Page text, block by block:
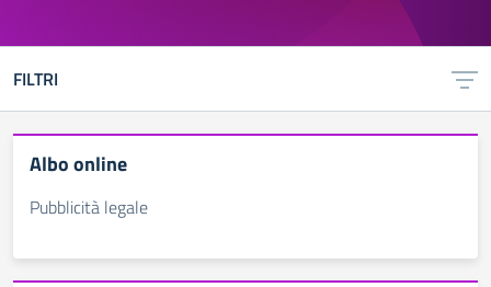
FILTRI
Albo online
Pubblicità legale